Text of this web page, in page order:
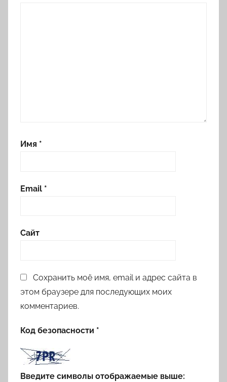
Имя *
Email *
Сайт
Сохранить моё имя, email и адрес сайта в
этом браузере для последующих моих
комментариев.
Код безопасности *
Введите символы отображаемые выше: